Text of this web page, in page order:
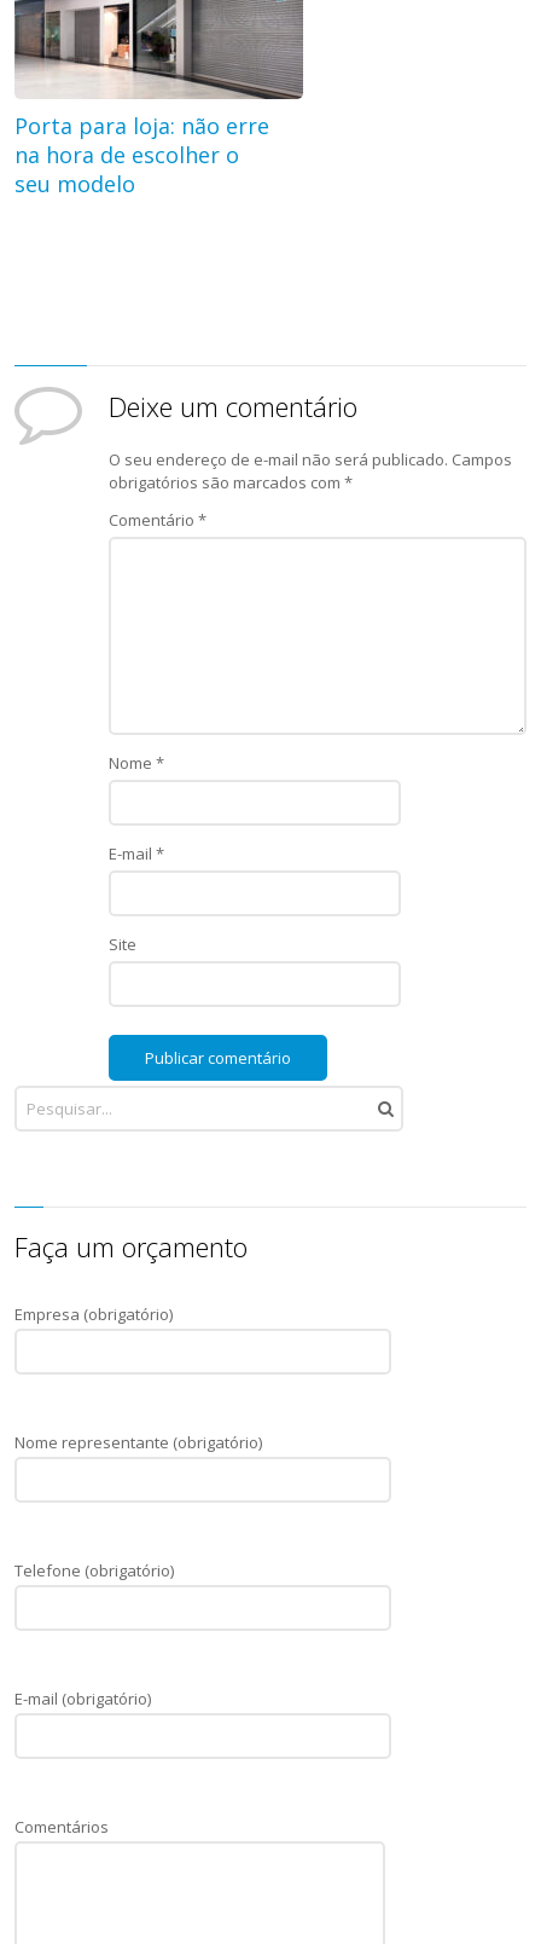
Porta para loja: não erre
na hora de escolher o
seu modelo
Deixe um comentário
O seu endereço de e-mail não será publicado. Campos
obrigatórios são marcados com*
Comentário*
Nome*
E-mail*
Site
Faça um orçamento
Empresa (obrigatório)
Nome representante (obrigatório)
Telefone (obrigatório)
E-mail (obrigatório)
Comentários